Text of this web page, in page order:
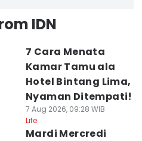
IDN
7 Cara Menata
Kamar Tamu ala
Hotel Bintang Lima,
Nyaman Ditempati!
7 Aug 2026, 09:28 WIB
Life
Mardi Mercredi